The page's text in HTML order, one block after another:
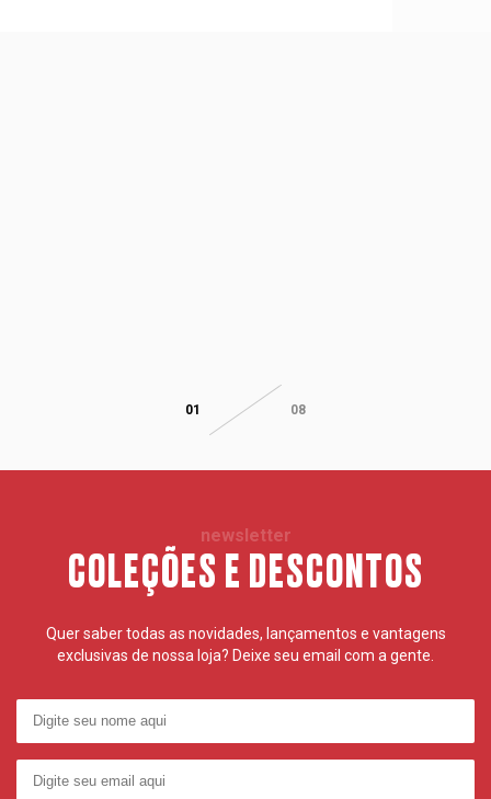
01 08
newsletter
COLEÇÕES E DESCONTOS
Quer saber todas as novidades, lançamentos e vantagens
exclusivas de nossa loja? Deixe seu email com a gente.